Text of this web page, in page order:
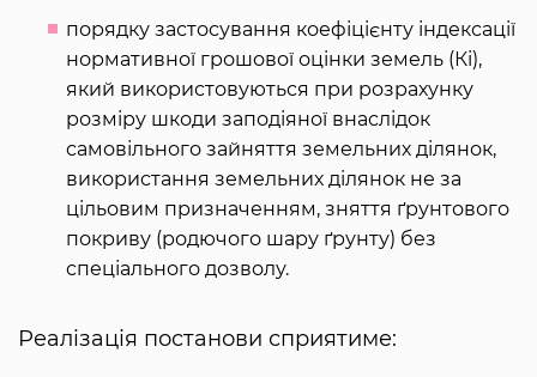
порядку застосування коефіцієнту індексації
нормативної грошової оцінки земель (Кі),
який використовуються при розрахунку
розміру шкоди заподіяної внаслідок
самовільного зайняття земельних ділянок,
використання земельних ділянок не за
цільовим призначенням, зняття ґрунтового
покриву (родючого шару ґрунту) без
спеціального дозволу.
Реалізація постанови сприятиме: